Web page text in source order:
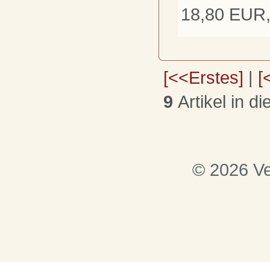
18,80
[<<Erstes] |
9 Artikel in
© 2026